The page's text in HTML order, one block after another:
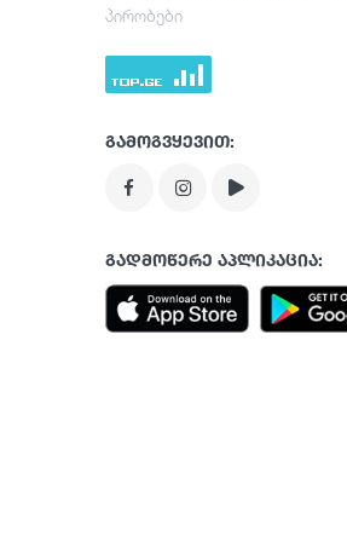
პირობები
გამოგვყევით:
გადმოწერე აპლიკაცია: